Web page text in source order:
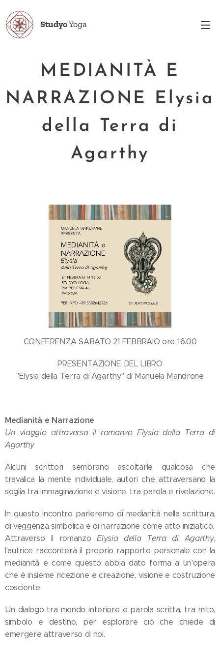
StudyoYoga
MEDIANITÀ E
NARRAZIONE Elysia
della Terra di
Agarthy
CONFERENZA SABATO 21 FEBBRAIO ore 16.00
PRESENTAZIONE DEL LIBRO
"Elysia della Terra di Agarthy" di Manuela Mandrone
Medianità e Narrazione
Un viaggio attraverso il romanzo Elysia della Terra di
Agarthy
Alcuni scrittori sembrano ascoltarle qualcosa che
travalica la mente individuale, autori che attraversano la
soglia tra immaginazione e visione, tra parola e rivelazione.
In questo incontro parleremo di medianità nella scrittura,
di veggenza simbolica e di narrazione come atto iniziatico.
Attraverso il romanzoElysia della Terra di Agarthy,
l'autrice racconterà il proprio rapporto personale con la
medianità e come questo abbia dato forma a un'opera
che è insieme ricezione e creazione, visione e costruzione
cosciente.
Un dialogo tra mondo interiore e parola scritta, tra mito,
simbolo e destino, per esplorare ciò che chiede di
emergere attraverso di noi.